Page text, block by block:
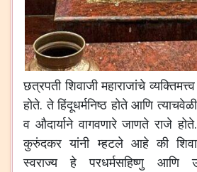
छत्रपती शिवाजी महाराजांचे
होते. ते हिंदूधर्मनिष्ठ होते आणि त्याचवेळी
व औदार्याने वागवणारे जाणते राजे
कुरुंदकर यांनी म्हटले आहे की
स्वराज्य हे परधर्मसहिष्णु आणि